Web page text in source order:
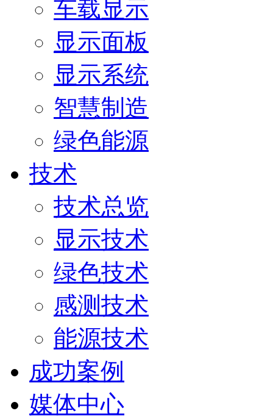
车载显示
显示面板
显示系统
智慧制造
绿色能源
技术
技术总览
显示技术
绿色技术
感测技术
能源技术
成功案例
媒体中心